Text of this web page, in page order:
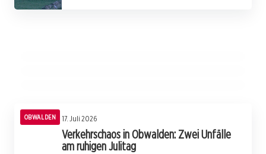
Wenn der Urlaub zur Krankheit wird: Die
18. Juli 2026
OBWALDEN 17. Juli 2026
Verkehrschaos in Obwalden: Zwei Unfälle
am ruhigen Julitag